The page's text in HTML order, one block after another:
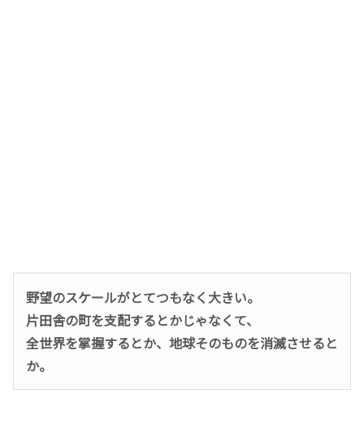
野望のスケールがとてつもなく大きい。
片田舎の町を支配するとかじゃなくて、
全世界を掌握するとか、地球そのものを消滅させると
か。